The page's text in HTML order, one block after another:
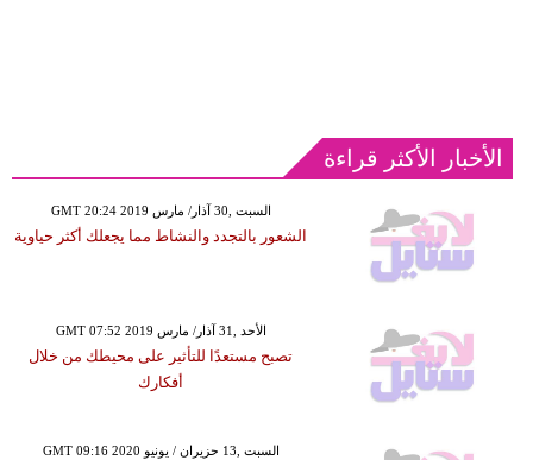
الأخبار الأكثر قراءة
GMT 20:24 2019 السبت ,30 آذار/ مارس
الشعور بالتجدد والنشاط مما يجعلك أكثر حياوية
GMT 07:52 2019 الأحد ,31 آذار/ مارس
تصبح مستعدًا للتأثير على محيطك من خلال
أفكارك
GMT 09:16 2020 السبت ,13 حزيران / يونيو